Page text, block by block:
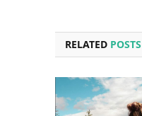
RELATED POSTS